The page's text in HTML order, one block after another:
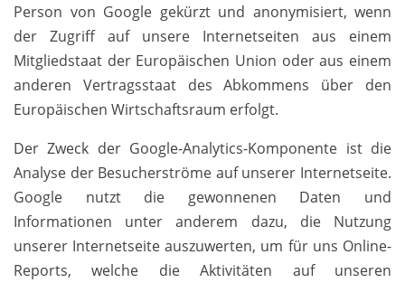
Person von Google gekürzt und anonymisiert, wenn
der Zugriff auf unsere Internetseiten aus einem
Mitgliedstaat der Europäischen Union oder aus einem
anderen Vertragsstaat des Abkommens über den
Europäischen Wirtschaftsraum erfolgt.
Der Zweck der Google-Analytics-Komponente ist die
Analyse der Besucherströme auf unserer Internetseite.
Google nutzt die gewonnenen Daten und
Informationen unter anderem dazu, die Nutzung
unserer Internetseite auszuwerten, um für uns Online-
Reports, welche die Aktivitäten auf unseren